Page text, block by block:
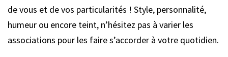
de vous et de vos particularités ! Style, personnalité,
humeur ou encore teint, n’hésitez pas à varier les
associations pour les faire s’accorder à votre quotidien.